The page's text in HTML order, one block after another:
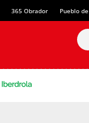
365 Obrador Pueblo